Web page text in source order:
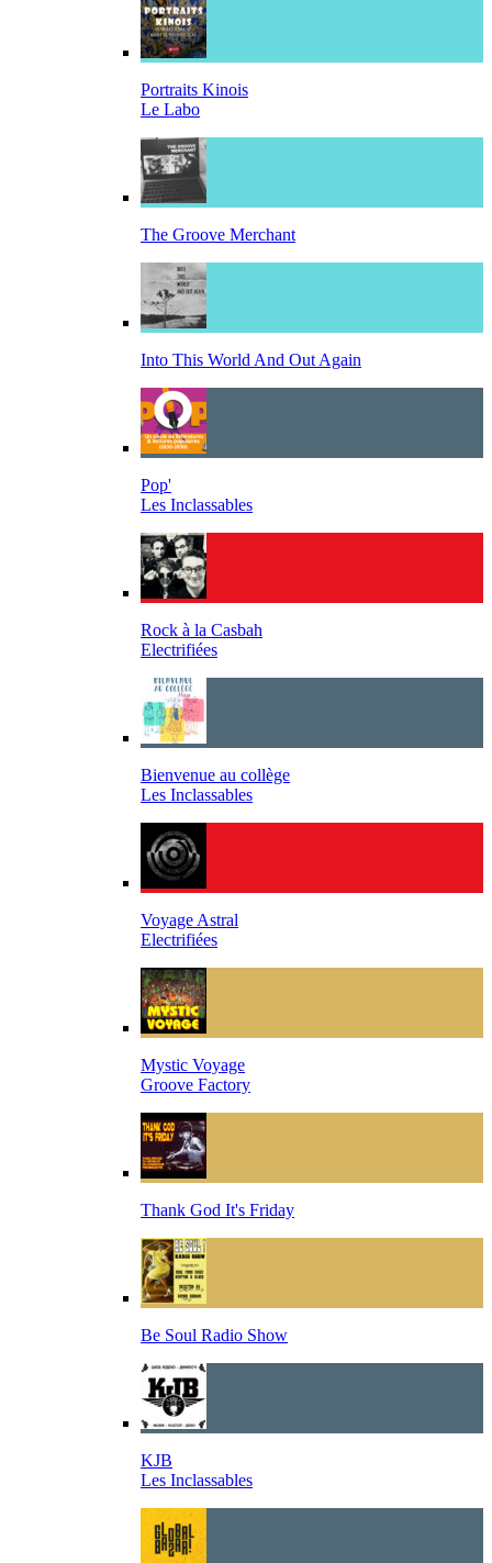
Portraits Kinois
Le Labo
The Groove Merchant
Into This World And Out Again
Pop'
Les Inclassables
Rock à la Casbah
Electrifiées
Bienvenue au collège
Les Inclassables
Voyage Astral
Electrifiées
Mystic Voyage
Groove Factory
Thank God It's Friday
Be Soul Radio Show
KJB
Les Inclassables